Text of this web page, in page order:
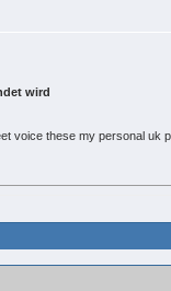
wird
voice these my personal uk